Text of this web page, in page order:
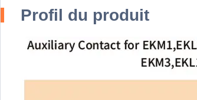
Profil du produit